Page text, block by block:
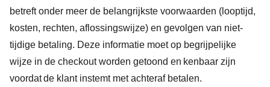
betreft onder meer de belangrijkste voorwaarden (looptijd,
kosten, rechten, aflossingswijze) en gevolgen van niet-
tijdige betaling. Deze informatie moet op begrijpelijke
wijze in de checkout worden getoond en kenbaar zijn
voordat de klant instemt met achteraf betalen.